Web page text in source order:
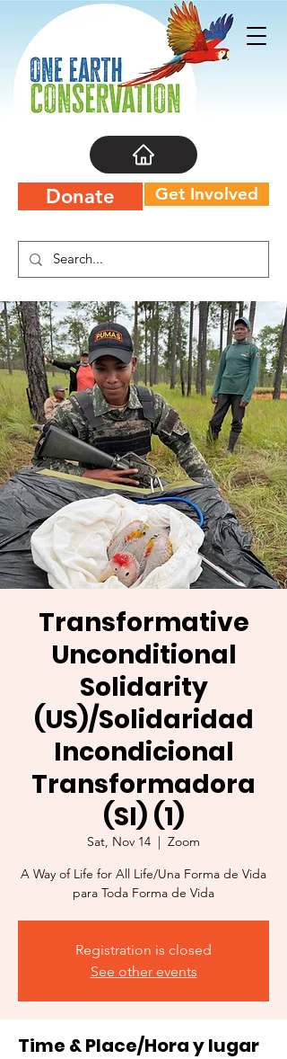
Donate Get Involved
Transformative
Unconditional
Solidarity
(US)/Solidaridad
Incondicional
Transformadora
(SI) (1)
Sat, Nov 14
  |
Zoom
A Way of Life for All Life/Una Forma de Vida
para Toda Forma de Vida
Registration is closed
See other events
Time & Place/Hora y lugar